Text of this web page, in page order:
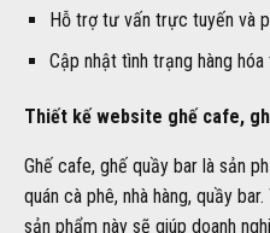
Hỗ trợ tư vấn trực tuyến và
Cập nhật tình trạng hàng
Thiết kế website ghế cafe,
Ghế cafe, ghế quầy bar là sản
quán cà phê, nhà hàng, quầy
sản phẩm này sẽ giúp doanh